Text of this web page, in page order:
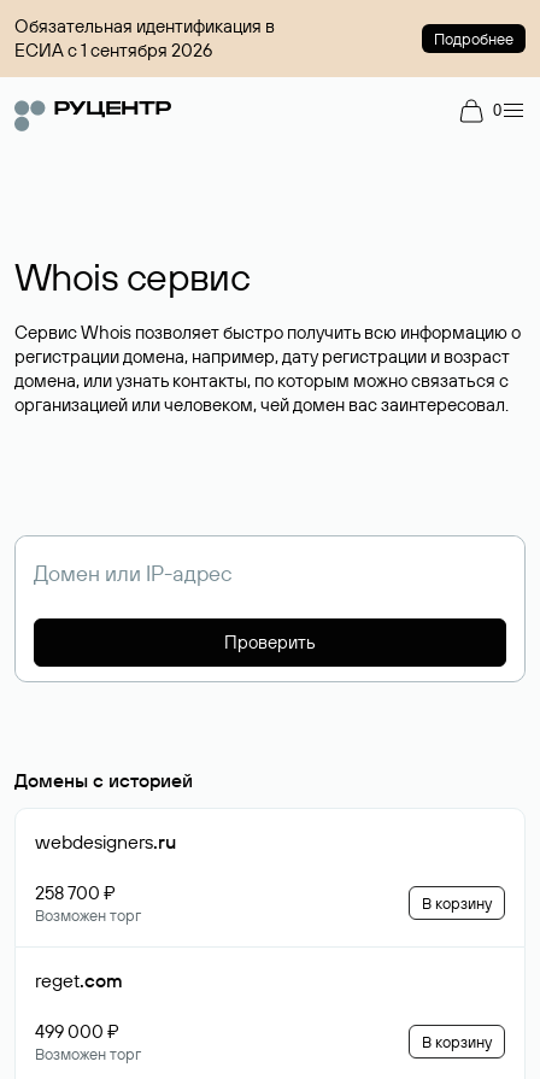
Обязательная идентификация в
ЕСИА с 1 сентября 2026
Подробнее
0
Whois сервис
Сервис Whois позволяет быстро получить всю информацию о
регистрации домена, например, дату регистрации и возраст
домена, или узнать контакты, по которым можно связаться с
организацией или человеком, чей домен вас заинтересовал.
Проверить
Домены с историей
webdesigners.ru
258 700 ₽
Возможен торг
В корзину
reget.com
499 000 ₽
Возможен торг
В корзину